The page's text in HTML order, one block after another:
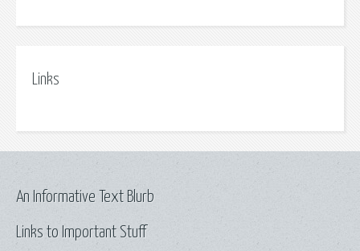
Links
Links to Important Stuff
An Informative Text Blurb